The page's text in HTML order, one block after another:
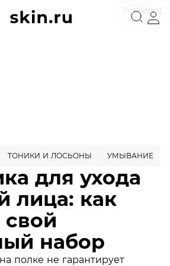
Реклама
ТОНИКИ И ЛОСЬОНЫ УМЫВАНИЕ
для ухода
лица: как
свой
набор
полке не гарантирует